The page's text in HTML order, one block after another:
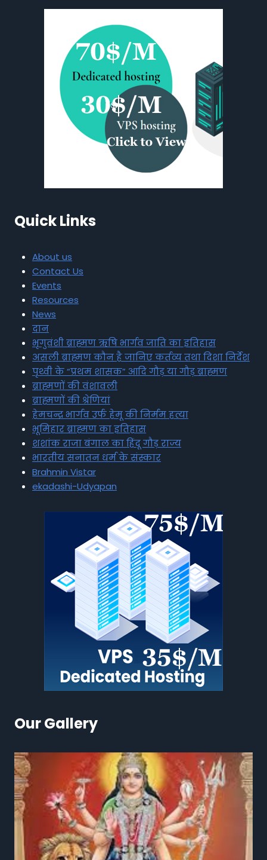
Quick Links
About us
Contact Us
Events
Resources
News
दान
भृगुवंशी ब्राह्मण ऋषि भार्गव जाति का इतिहास
असली ब्राह्मण कौन है जानिए कर्तव्य तथा दिशा निर्देश
पृथ्वी के “प्रथम शासक” आदि गौड़ या गौड़ ब्राह्मण
ब्राह्मणों की वंशावली
ब्राह्मणों की श्रेणियां
हेमचन्द्र भार्गव उर्फ हेमू की निर्मम हत्या
भूमिहार ब्राह्मण का इतिहास
शशांक राजा बंगाल का हिंदू गौड़ राज्य
भारतीय सनातन धर्म के संस्कार
Brahmin Vistar
ekadashi-Udyapan
Our Gallery